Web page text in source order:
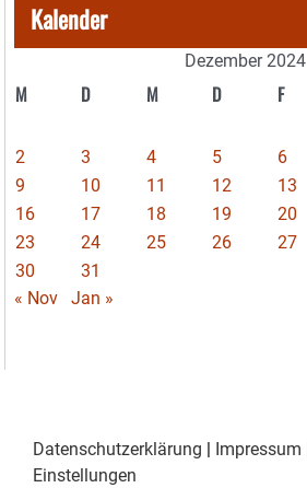
Kalender
Dezember 2024
M D M D F
2
3 4 5 6
9
10 11 12 13
16
17 18 19 20
23
24 25 26 27
30
31
« Nov
Jan »
Datenschutzerklärung Impressum
Einstellungen